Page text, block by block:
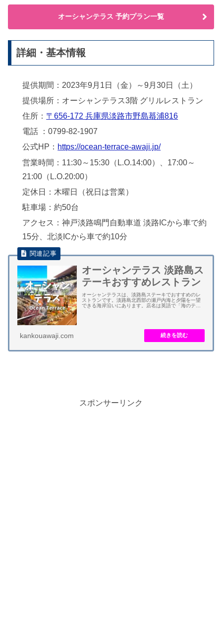
オーシャンテラス 予約プラン一覧
詳細・基本情報
提供期間：2023年9月1日（金）～9月30日（土）
提供場所：オーシャンテラス3階 グリルレストラン
住所： 〒656-172 兵庫県淡路市野島蟇浦816
電話 ：0799-82-1907
公式HP： https://ocean-terrace-awaji.jp/
営業時間：11:30～15:30（L.O.14:00）、17:00～
21:00（L.O.20:00）
定休日：木曜日（祝日は営業）
駐車場：約50台
アクセス：神戸淡路鳴門自動車道 淡路ICから車で約
15分、北淡ICから車で約10分
オーシャンテラス 淡路島ス
テーキおすすめレストラン
オーシャンテラスは、淡路島ステーキでおすすめのレ
ストランです。淡路島北西部の瀬戸内海と夕陽を一望
できる海岸沿いにあります。店名は英語で「海のテラ
kankouawaji.com
スポンサーリンク